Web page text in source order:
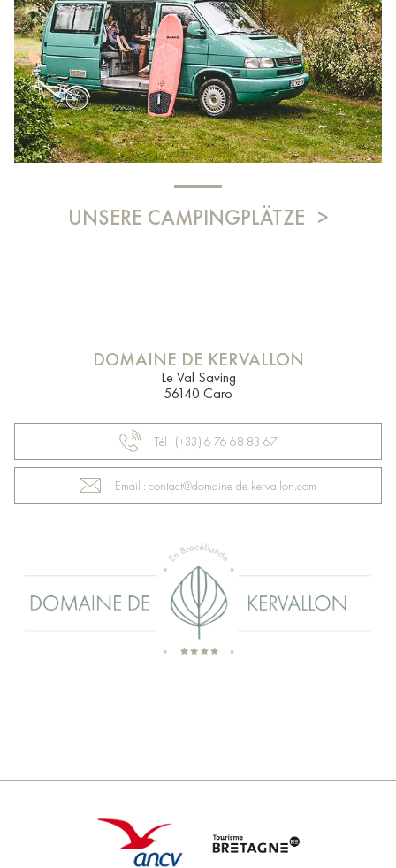
UNSERE CAMPINGPLÄTZE
DOMAINE DE KERVALLON
Le Val Saving
56140 Caro
Tél : (+33) 6 76 68 83 67
Email : contact@domaine-de-kervallon.com